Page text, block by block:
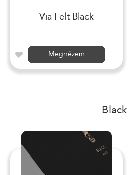
Via Felt Black
...
Megnézem
Black